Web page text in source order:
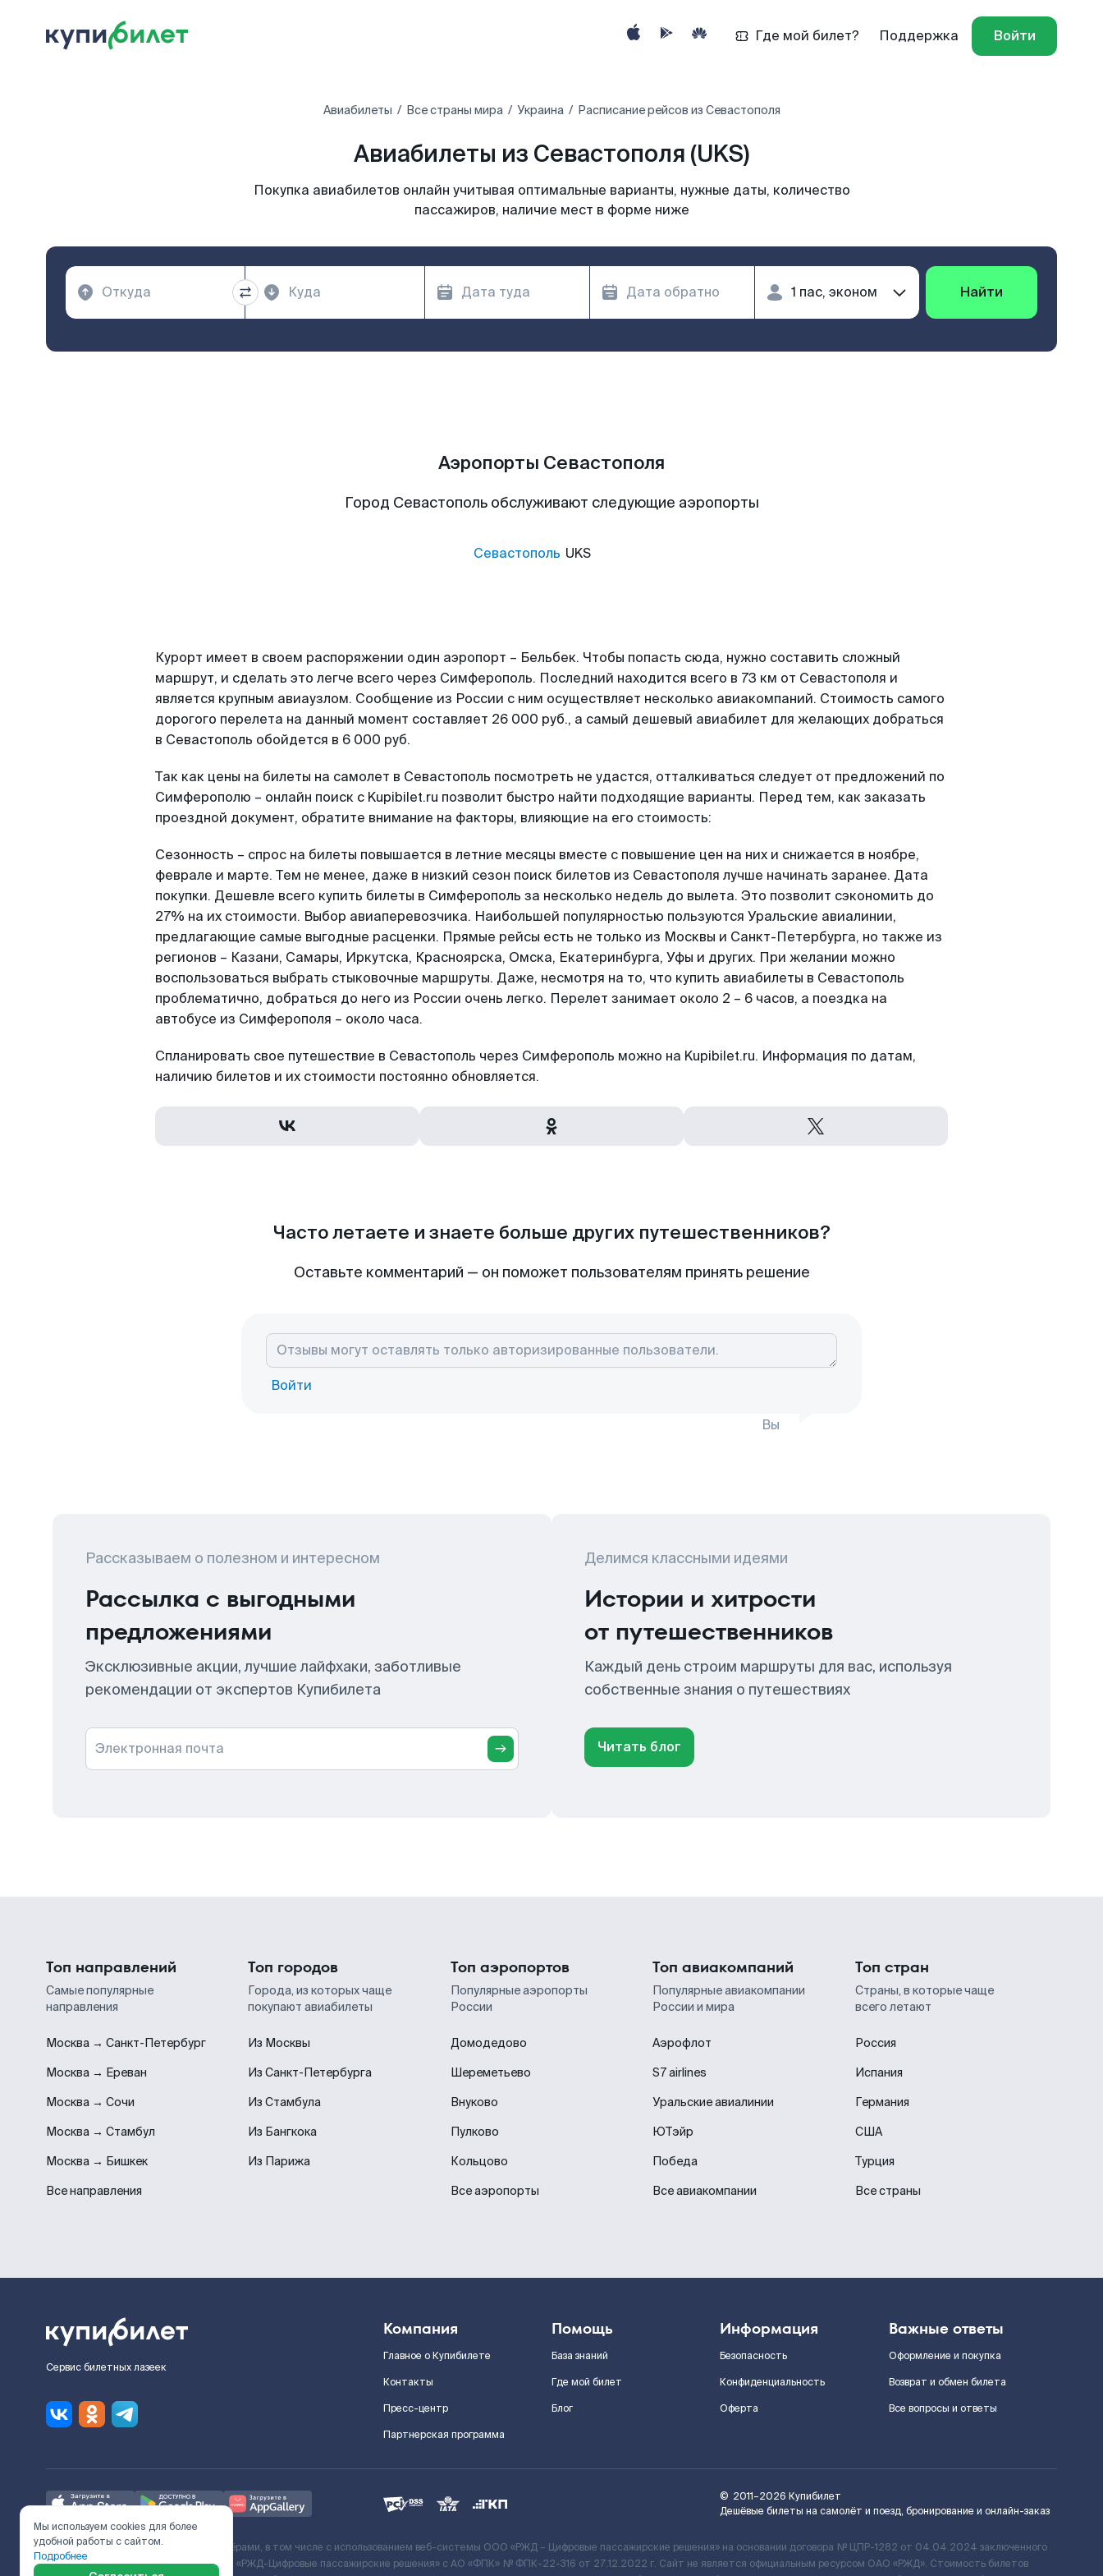
Где мой билет? Поддержка Войти
Авиабилеты Все страны мира Украина Расписание рейсов из Севастополя
Авиабилеты из Севастополя (UKS)
Покупка авиабилетов онлайн учитывая оптимальные варианты, нужные даты, количество
пассажиров, наличие мест в форме ниже
Найти
Аэропорты Севастополя
Город Севастополь обслуживают следующие аэропорты
Севастополь UKS
Курорт имеет в своем распоряжении один аэропорт – Бельбек. Чтобы попасть сюда, нужно составить сложный
маршрут, и сделать это легче всего через Симферополь. Последний находится всего в 73 км от Севастополя и
является крупным авиаузлом. Сообщение из России с ним осуществляет несколько авиакомпаний. Стоимость самого
дорогого перелета на данный момент составляет 26 000 руб., а самый дешевый авиабилет для желающих добраться
в Севастополь обойдется в 6 000 руб.
Так как цены на билеты на самолет в Севастополь посмотреть не удастся, отталкиваться следует от предложений по
Симферополю – онлайн поиск с Kupibilet.ru позволит быстро найти подходящие варианты. Перед тем, как заказать
проездной документ, обратите внимание на факторы, влияющие на его стоимость:
Сезонность – спрос на билеты повышается в летние месяцы вместе с повышение цен на них и снижается в ноябре,
феврале и марте. Тем не менее, даже в низкий сезон поиск билетов из Севастополя лучше начинать заранее. Дата
покупки. Дешевле всего купить билеты в Симферополь за несколько недель до вылета. Это позволит сэкономить до
27% на их стоимости. Выбор авиаперевозчика. Наибольшей популярностью пользуются Уральские авиалинии,
предлагающие самые выгодные расценки. Прямые рейсы есть не только из Москвы и Санкт-Петербурга, но также из
регионов – Казани, Самары, Иркутска, Красноярска, Омска, Екатеринбурга, Уфы и других. При желании можно
воспользоваться выбрать стыковочные маршруты. Даже, несмотря на то, что купить авиабилеты в Севастополь
проблематично, добраться до него из России очень легко. Перелет занимает около 2 – 6 часов, а поездка на
автобусе из Симферополя – около часа.
Спланировать свое путешествие в Севастополь через Симферополь можно на Kupibilet.ru. Информация по датам,
наличию билетов и их стоимости постоянно обновляется.
Часто летаете и знаете больше других путешественников?
Оставьте комментарий — он поможет пользователям принять решение
Войти
Вы
Рассказываем о полезном и интересном
Рассылка с выгодными
предложениями
Эксклюзивные акции, лучшие лайфхаки, заботливые
рекомендации от экспертов Купибилета
Электронная почта
Делимся классными идеями
Истории и хитрости
от путешественников
Каждый день строим маршруты для вас, используя
собственные знания о путешествиях
Читать блог
Топ направлений
Самые популярные
направления
Москва → Санкт-Петербург
Москва → Ереван
Москва → Сочи
Москва → Стамбул
Москва → Бишкек
Все направления
Топ городов
Города, из которых чаще
покупают авиабилеты
Из Москвы
Из Санкт-Петербурга
Из Стамбула
Из Бангкока
Из Парижа
Топ аэропортов
Популярные аэропорты
России
Домодедово
Шереметьево
Внуково
Пулково
Кольцово
Все аэропорты
Топ авиакомпаний
Популярные авиакомпании
России и мира
Аэрофлот
S7 airlines
Уральские авиалинии
ЮТэйр
Победа
Все авиакомпании
Топ стран
Страны, в которые чаще
всего летают
Россия
Испания
Германия
США
Турция
Все страны
Сервис билетных лазеек
Компания
Главное о Купибилете
Контакты
Пресс-центр
Партнерская программа
Помощь
База знаний
Где мой билет
Блог
Информация
Безопасность
Конфиденциальность
Оферта
Важные ответы
Оформление и покупка
Возврат и обмен билета
Все вопросы и ответы
© 2011–2026 Купибилет
Дешёвые билеты на самолёт и поезд, бронирование и онлайн-заказ
Ж/Д билеты предоставляются партнёрами, в том числе с использованием веб-системы ООО «РЖД – Цифровые пассажирские решения» на основании договора № ЦПР-1282 от 04.04.2024 заключенного
с Поставщиком услуг и Договора ООО «РЖД-Цифровые пассажирские решения» c АО «ФПК» № ФПК-22-316 от 27.12.2022 г. Сайт не является официальным ресурсом ОАО «РЖД». Стоимость билетов
Мы используем cookies для более
удобной работы с сайтом.
Подробнее